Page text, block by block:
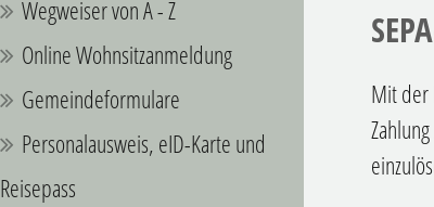
Wegweiser von A - Z
Online Wohnsitzanmeldung
Gemeindeformulare
Personalausweis, eID-Karte und
Reisepass
Mit der